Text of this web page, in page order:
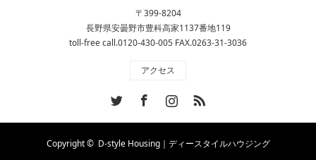
〒399-8204
長野県安曇野市豊科高家1137番地119
toll-free call.0120-430-005 FAX.0263-31-3036
アクセス
Copyright © D-style Housing｜ディースタイルハウジング